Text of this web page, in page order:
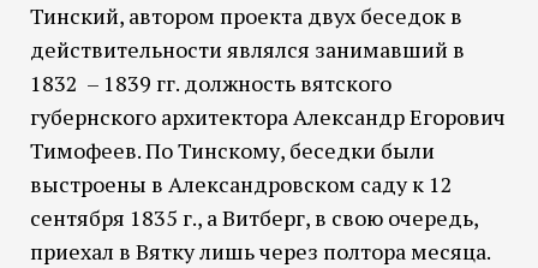
Тинский, автором проекта двух беседок в
действительности являлся занимавший в
1832 – 1839 гг. должность вятского
губернского архитектора Александр Егорович
Тимофеев. По Тинскому, беседки были
выстроены в Александровском саду к 12
сентября 1835 г., а Витберг, в свою очередь,
приехал в Вятку лишь через полтора месяца.